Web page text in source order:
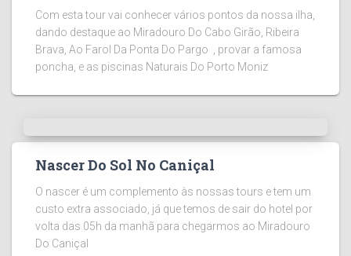
Com esta tour vai conhecer vários pontos da nossa ilha,
dando destaque ao Miradouro Do Cabo Girão, Ribeira
Brava, Ao Farol Da Ponta Do Pargo , provar a famosa
poncha, e as piscinas Naturais Do Porto Moniz
Nascer Do Sol No Caniçal
O nascer é um complemento às nossas tours e tem um
custo extra associado, já que temos de sair do hotel por
volta das 05h da manhã para chegarmos ao Miradouro
Do Caniçal